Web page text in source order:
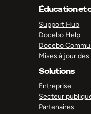
Éducation et
Support Hub
Docebo Help
Docebo
Mises à jour
Solutions
Entreprise
Secteur
Partenaires